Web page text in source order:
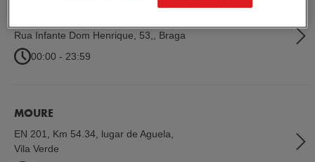
Rua Infante Dom Henrique, 53,
Braga
00:00 - 23:59
MOURE
EN 201, Km 54.34, lugar de Aguela
Vila Verde